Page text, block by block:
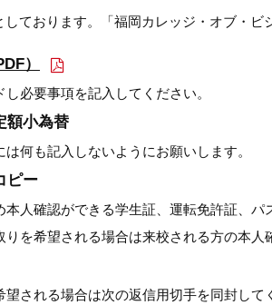
しております。「福岡カレッジ・オブ・
）
必要事項を記入してください。
額小為替
何も記入しないようにお願いします。
ピー
人確認ができる学生証、運転免許証、パ
を希望される場合は来校される方の本人
される場合は次の返信用切手を同封して